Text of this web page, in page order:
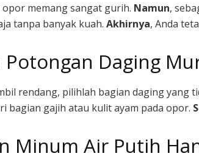
opor memang sangat gurih. Namun,
tanpa banyak kuah. Akhirnya, Anda
Potongan Daging
rendang, pilihlah bagian daging yang
bagian gajih atau kulit ayam pada opor.
Minum Air Putih